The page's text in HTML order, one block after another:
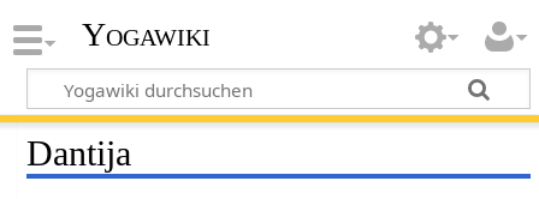
Yogawiki
Dantija